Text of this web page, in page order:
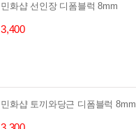
민화샵 선인장 디폼블럭 8mm
3,400
민화샵 토끼와당근 디폼블럭 8mm